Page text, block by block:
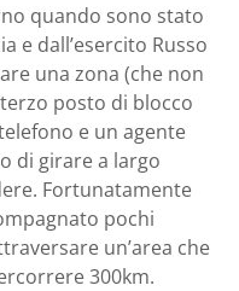
quando sono stato
e dall’esercito Russo
una zona (che non
posto di blocco
e un agente
di girare a largo
Fortunatamente
pochi
un’area che
300km.